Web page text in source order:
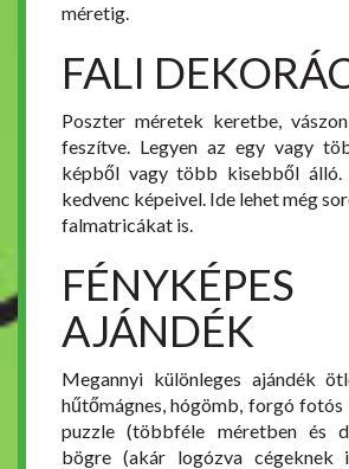
méretig.
FALI
Poszter méretek keretbe,
feszítve. Legyen az egy vagy
képből vagy több kisebből álló.
kedvenc képeivel. Ide lehet még
falmatricákat is.
FÉNYKÉPES
AJÁNDÉK
Megannyi különleges ajándék
hűtőmágnes, hógömb, forgó
puzzle (többféle méretben és
bögre (akár logózva cégeknek